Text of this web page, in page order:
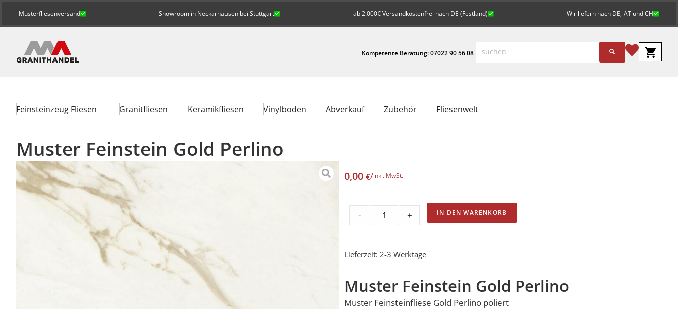
Musterfliesenversand Showroom in Neckarhausen bei Stuttgart ab 2.000€ Versandkostenfrei nach DE (Festland) Wir liefern nach DE, AT und CH
Kompetente Beratung: 07022 90 56 08
Feinsteinzeug Fliesen Granitfliesen Keramikfliesen Vinylboden Abverkauf Zubehör Fliesenwelt
Muster Feinstein Gold Perlino
0,00 €/inkl. MwSt.
- + IN DEN WARENKORB
Lieferzeit: 2-3 Werktage
Muster Feinstein Gold Perlino
Muster Feinsteinfliese Gold Perlino poliert